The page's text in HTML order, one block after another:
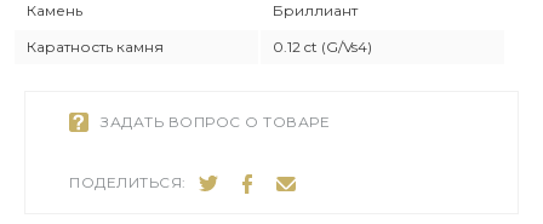
Камень
Бриллиант
Каратность камня
0.12 ct (G/Vs4)
ЗАДАТЬ ВОПРОС О ТОВАРЕ
ПОДЕЛИТЬСЯ: